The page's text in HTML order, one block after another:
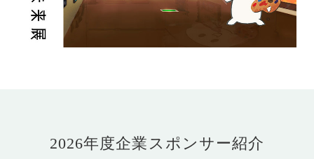
2026年度企業スポンサー紹介